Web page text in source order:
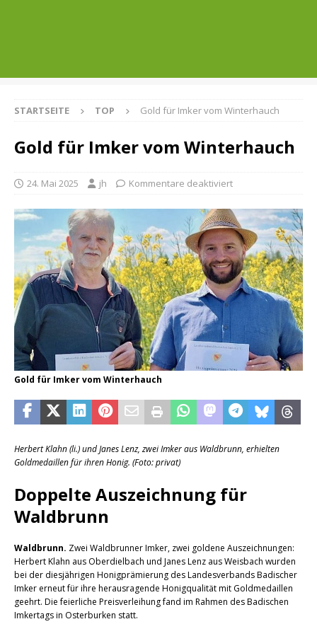
STARTSEITE TOP Gold für Imker vom Winterhauch
Gold für Imker vom Winterhauch
24. Mai 2025 jh Kommentare deaktiviert
Gold für Imker vom Winterhauch
Herbert Klahn (li.) und Janes Lenz, zwei Imker aus Waldbrunn, erhielten
Goldmedaillen für ihren Honig. (Foto: privat)
Doppelte Auszeichnung für
Waldbrunn
Waldbrunn. Zwei Waldbrunner Imker, zwei goldene Auszeichnungen:
Herbert Klahn aus Oberdielbach und Janes Lenz aus Weisbach wurden
bei der diesjährigen Honigprämierung des Landesverbands Badischer
Imker erneut für ihre herausragende Honigqualität mit Goldmedaillen
geehrt. Die feierliche Preisverleihung fand im Rahmen des Badischen
Imkertags in Osterburken statt.